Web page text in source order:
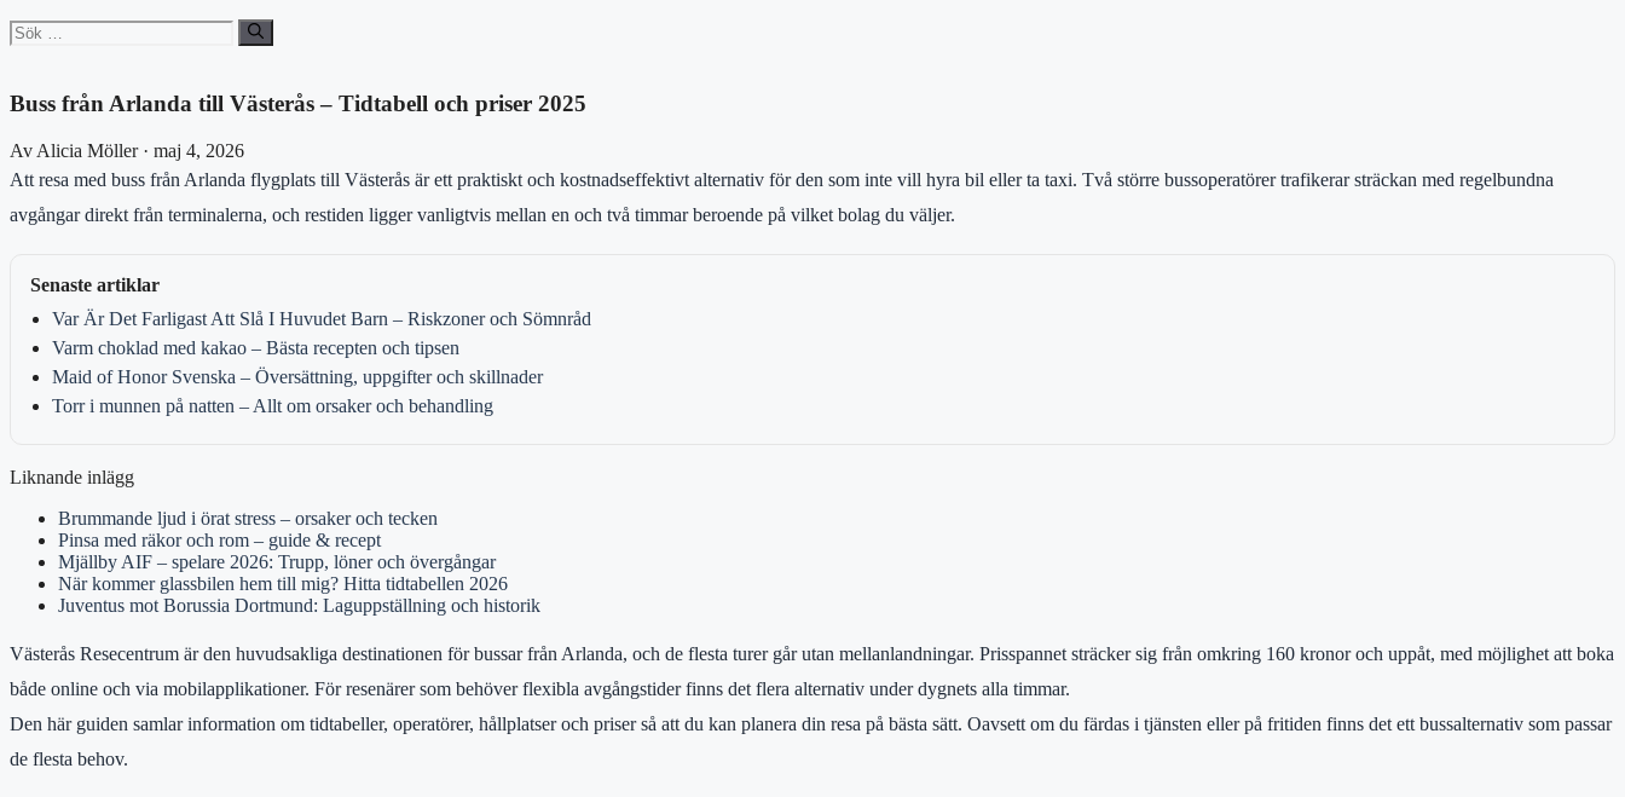
Sök
efter:
Buss från Arlanda till Västerås – Tidtabell och priser 2025
Av Alicia Möller · maj 4, 2026
Att resa med buss från Arlanda flygplats till Västerås är ett praktiskt och kostnadseffektivt alternativ för den som inte vill hyra bil eller ta taxi. Två större bussoperatörer trafikerar sträckan med regelbundna
avgångar direkt från terminalerna, och restiden ligger vanligtvis mellan en och två timmar beroende på vilket bolag du väljer.
Senaste artiklar
Var Är Det Farligast Att Slå I Huvudet Barn – Riskzoner och Sömnråd
Varm choklad med kakao – Bästa recepten och tipsen
Maid of Honor Svenska – Översättning, uppgifter och skillnader
Torr i munnen på natten – Allt om orsaker och behandling
Liknande inlägg
Brummande ljud i örat stress – orsaker och tecken
Pinsa med räkor och rom – guide & recept
Mjällby AIF – spelare 2026: Trupp, löner och övergångar
När kommer glassbilen hem till mig? Hitta tidtabellen 2026
Juventus mot Borussia Dortmund: Laguppställning och historik
Västerås Resecentrum är den huvudsakliga destinationen för bussar från Arlanda, och de flesta turer går utan mellanlandningar. Prisspannet sträcker sig från omkring 160 kronor och uppåt, med möjlighet att boka
både online och via mobilapplikationer. För resenärer som behöver flexibla avgångstider finns det flera alternativ under dygnets alla timmar.
Den här guiden samlar information om tidtabeller, operatörer, hållplatser och priser så att du kan planera din resa på bästa sätt. Oavsett om du färdas i tjänsten eller på fritiden finns det ett bussalternativ som passar
de flesta behov.